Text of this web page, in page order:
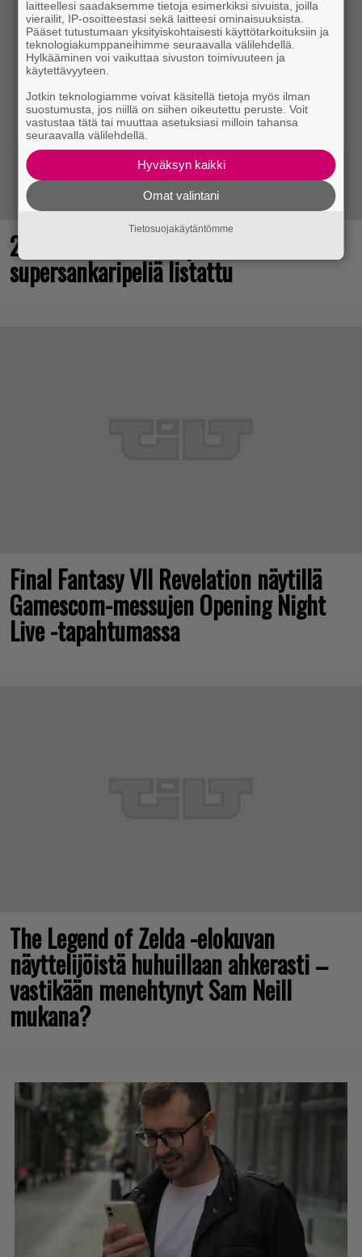
25 kaikkien aikojen parasta
supersankaripeliä listattu
Final Fantasy VII Revelation näytillä
Gamescom-messujen Opening Night
Live -tapahtumassa
The Legend of Zelda -elokuvan
näyttelijöistä huhuillaan ahkerasti –
vastikään menehtynyt Sam Neill
mukana?
laitteellesi saadaksemme tietoja esimerkiksi sivuista, joilla
vierailit, IP-osoitteestasi sekä laitteesi ominaisuuksista.
Pääset tutustumaan yksityiskohtaisesti käyttötarkoituksiin ja
teknologiakumppaneihimme seuraavalla välilehdellä.
Hylkääminen voi vaikuttaa sivuston toimivuuteen ja
käytettävyyteen.
Jotkin teknologiamme voivat käsitellä tietoja myös ilman
suostumusta, jos niillä on siihen oikeutettu peruste. Voit
vastustaa tätä tai muuttaa asetuksiasi milloin tahansa
seuraavalla välilehdellä.
Hyväksyn kaikki
Omat valintani
Tietosuojakäytäntömme